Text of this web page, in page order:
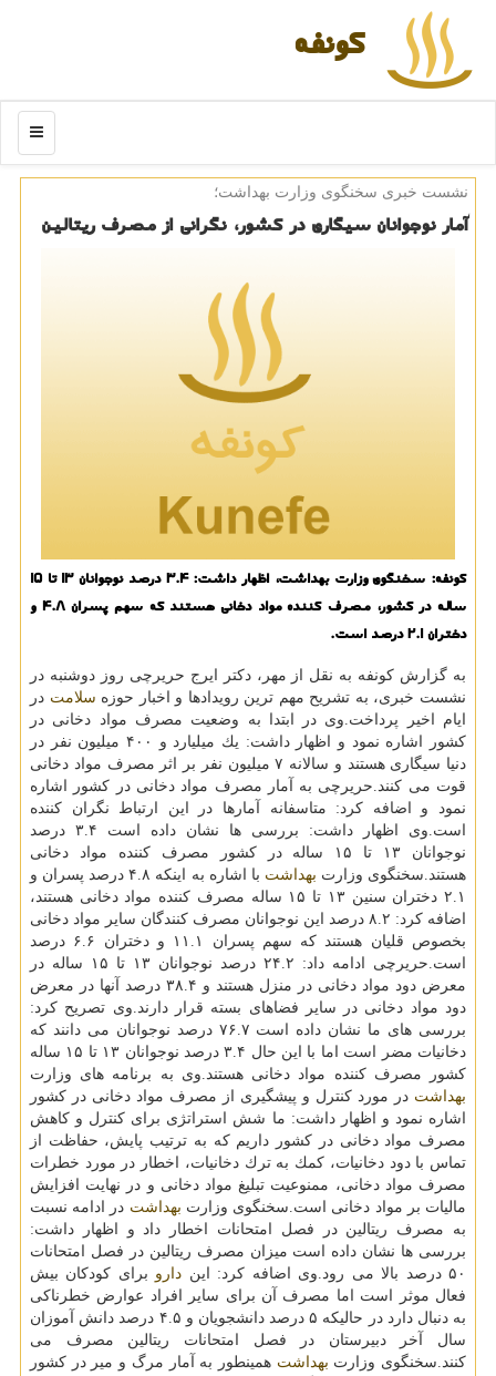
كونفه
منو
نشست خبری سخنگوی وزارت بهداشت؛
آمار نوجوانان سیگاری در كشور، نگرانی از مصرف ریتالین
كونفه: سخنگوی وزارت بهداشت، اظهار داشت: ۳.۴ درصد نوجوانان ۱۳ تا ۱۵
ساله در كشور، مصرف كننده مواد دخانی هستند كه سهم پسران ۴.۸ و
دختران ۲.۱ درصد است.
به گزارش كونفه به نقل از مهر، دكتر ایرج حریرچی روز دوشنبه در
نشست خبری، به تشریح مهم ترین رویدادها و اخبار حوزه سلامت در
ایام اخیر پرداخت.وی در ابتدا به وضعیت مصرف مواد دخانی در
كشور اشاره نمود و اظهار داشت: یك میلیارد و ۴۰۰ میلیون نفر در
دنیا سیگاری هستند و سالانه ۷ میلیون نفر بر اثر مصرف مواد دخانی
قوت می كنند.حریرچی به آمار مصرف مواد دخانی در كشور اشاره
نمود و اضافه كرد: متاسفانه آمارها در این ارتباط نگران كننده
است.وی اظهار داشت: بررسی ها نشان داده است ۳.۴ درصد
نوجوانان ۱۳ تا ۱۵ ساله در كشور مصرف كننده مواد دخانی
هستند.سخنگوی وزارت بهداشت
با اشاره به اینكه ۴.۸ درصد پسران و
۲.۱ دختران سنین ۱۳ تا ۱۵ ساله مصرف كننده مواد دخانی هستند،
اضافه كرد: ۸.۲ درصد این نوجوانان مصرف كنندگان سایر مواد دخانی
بخصوص قلیان هستند كه سهم پسران ۱۱.۱ و دختران ۶.۶ درصد
است.حریرچی ادامه داد: ۲۴.۲ درصد نوجوانان ۱۳ تا ۱۵ ساله در
معرض دود مواد دخانی در منزل هستند و ۳۸.۴ درصد آنها در معرض
دود مواد دخانی در سایر فضاهای بسته قرار دارند.وی تصریح كرد:
بررسی های ما نشان داده است ۷۶.۷ درصد نوجوانان می دانند كه
دخانیات مضر است اما با این حال ۳.۴ درصد نوجوانان ۱۳ تا ۱۵ ساله
كشور مصرف كننده مواد دخانی هستند.وی به برنامه های وزارت
بهداشت در مورد كنترل و پیشگیری از مصرف مواد دخانی در كشور
اشاره نمود و اظهار داشت: ما شش استراتژی برای كنترل و كاهش
مصرف مواد دخانی در كشور داریم كه به ترتیب پایش، حفاظت از
تماس با دود دخانیات، كمك به ترك دخانیات، اخطار در مورد خطرات
مصرف مواد دخانی، ممنوعیت تبلیغ مواد دخانی و در نهایت افزایش
مالیات بر مواد دخانی است.سخنگوی وزارت بهداشت در ادامه نسبت
به مصرف ریتالین در فصل امتحانات اخطار داد و اظهار داشت:
بررسی ها نشان داده است میزان مصرف ریتالین در فصل امتحانات
۵۰ درصد بالا می رود.وی اضافه كرد: این
دارو برای كودكان بیش
فعال موثر است اما مصرف آن برای سایر افراد عوارض خطرناكی
به دنبال دارد در حالیكه ۵ درصد دانشجویان و ۴.۵ درصد دانش آموزان
سال آخر دبیرستان در فصل امتحانات ریتالین مصرف می
كنند.سخنگوی وزارت بهداشت همینطور به آمار مرگ و میر در كشور